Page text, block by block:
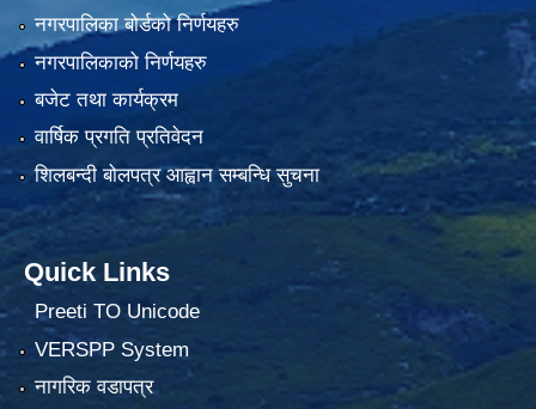
नगरपालिका बोर्डको निर्णयहरु
नगरपालिकाको निर्णयहरु
बजेट तथा कार्यक्रम
वार्षिक प्रगति प्रतिवेदन
शिलबन्दी बोलपत्र आह्वान सम्बन्धि सुचना
Quick Links
Preeti TO Unicode
VERSPP System
नागरिक वडापत्र